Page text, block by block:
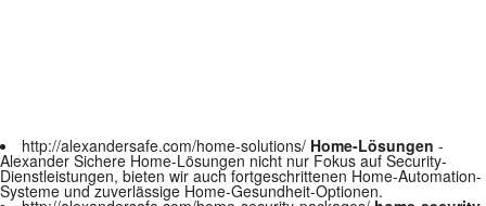
http://alexandersafe.com/home-solutions/ Home-Lösungen -
Alexander Sichere Home-Lösungen nicht nur Fokus auf Security-
Dienstleistungen, bieten wir auch fortgeschrittenen Home-Automation-
Systeme und zuverlässige Home-Gesundheit-Optionen.